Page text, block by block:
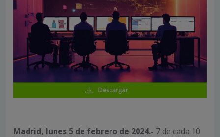
Madrid, lunes 5 de febrero de 2024.- 7 de cada 10